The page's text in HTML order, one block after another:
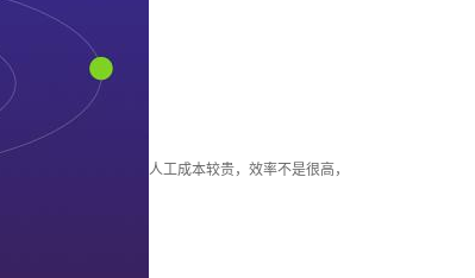
人工成本较贵，效率不是很高，